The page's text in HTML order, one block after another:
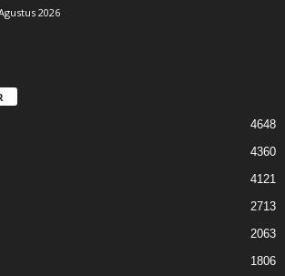
2026
4648
4360
4121
2713
2063
1806